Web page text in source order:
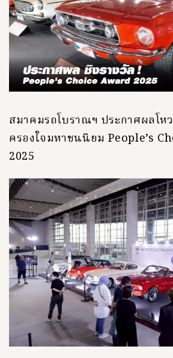
สมาคมรถโบราณฯ ประกาศผลโห
ครองใจมหาชนนิยม People’s
2025